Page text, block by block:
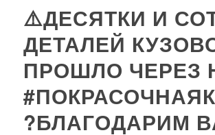
⚠️ДЕСЯТКИ И
ДЕТАЛЕЙ
ПРОШЛО ЧЕРЕЗ
?БЛАГОДАРИМ